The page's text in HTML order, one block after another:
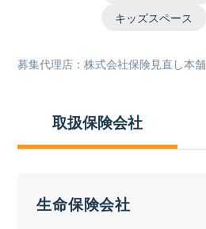
キッズスペース
募集代理店：株式会社保険見直し本舗
取扱保険会社
生命保険会社